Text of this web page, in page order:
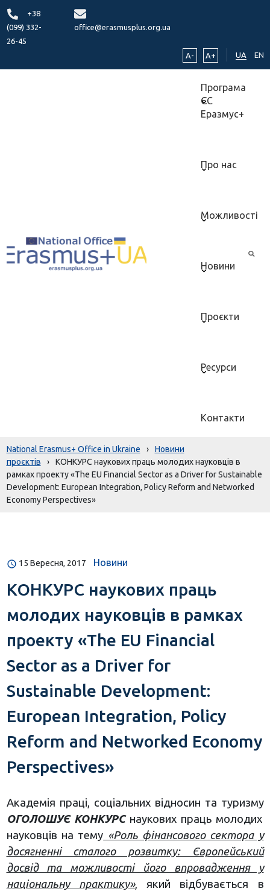
+38
(099) 332-
26-45
office@erasmusplus.org.ua
A- A+ UA EN
Програма
ЄС
Еразмус+
Про нас
Можливості
Новини
Проєкти
Ресурси
Контакти
National Erasmus+ Office in Ukraine ›
Новини
проєктів
›
КОНКУРС наукових праць молодих науковців в
рамках проекту «The EU Financial Sector as a Driver for Sustainable
Development: European Integration, Policy Reform and Networked
Economy Perspectives»
15 Вересня, 2017 Новини
КОНКУРС наукових праць
молодих науковців в рамках
проекту «The EU Financial
Sector as a Driver for
Sustainable Development:
European Integration, Policy
Reform and Networked Economy
Perspectives»
Академія праці, соціальних відносин та туризму
ОГОЛОШУЄ КОНКУРС наукових праць молодих
науковців на тему «Роль фінансового сектора у
досягненні сталого розвитку: Європейський
досвід та можливості його впровадження у
національну практику», який відбувається в